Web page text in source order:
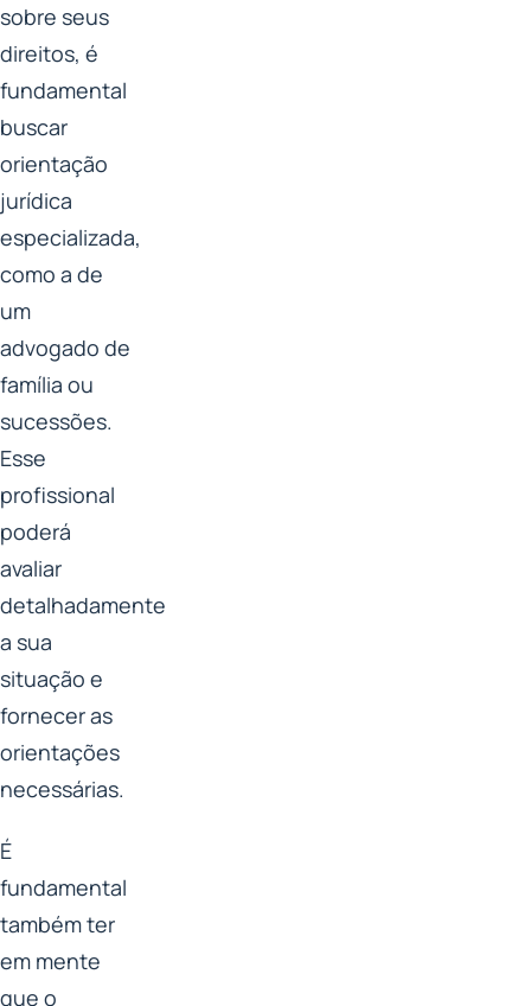
sobre seus
direitos, é
fundamental
buscar
orientação
jurídica
especializada,
como a de
um
advogado de
família ou
sucessões.
Esse
profissional
poderá
avaliar
detalhadamente
a sua
situação e
fornecer as
orientações
necessárias.
É
fundamental
também ter
em mente
que o